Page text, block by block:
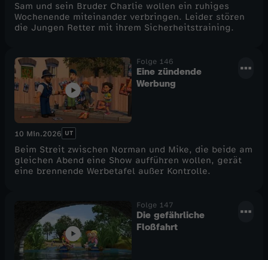
Sam und sein Bruder Charlie wollen ein ruhiges
Wochenende miteinander verbringen. Leider stören
die Jungen Retter mit ihrem Sicherheitstraining.
Folge 146
Eine zündende
Werbung
10 Min.2026 UT
Beim Streit zwischen Norman und Mike, die beide am
gleichen Abend eine Show aufführen wollen, gerät
eine brennende Werbetafel außer Kontrolle.
Folge 147
Die gefährliche
Floßfahrt